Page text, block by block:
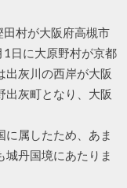
村が大阪府高槻市
日に大原野村が京都
出灰川の西岸が大阪
出灰町となり、大阪
に属したため、あま
城丹国境にあたりま